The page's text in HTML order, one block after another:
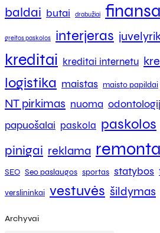
baldai butai drabužiai
greitos paskolos interjeras
kreditai kreditai internetu
logistika maistas maisto papildai
NT pirkimas nuoma
papuošalai paskola paskolos
pinigai reklama
SEO Seo paslaugos sportas statybos
verslininkai vestuvės šildymas
Archyvai